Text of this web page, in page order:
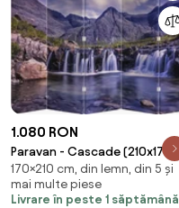
1.080 RON
Paravan - Cascade (210x170
cm)
170×210 cm, din lemn, din 5 și
mai multe piese
Livrare în peste 1 săptămână